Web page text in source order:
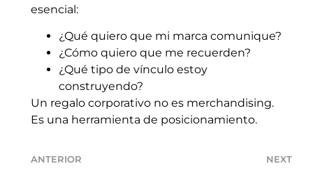
esencial:
¿Qué quiero que mi marca comunique?
¿Cómo quiero que me recuerden?
¿Qué tipo de vínculo estoy
construyendo?
Un regalo corporativo no es merchandising.
Es una herramienta de posicionamiento.
ANTERIOR NEXT